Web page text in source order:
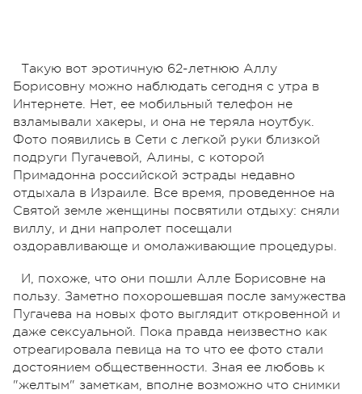
Такую вот эротичную 62-летнюю Аллу
Борисовну можно наблюдать сегодня с утра в
Интернете. Нет, ее мобильный телефон не
взламывали хакеры, и она не теряла ноутбук.
Фото появились в Сети с легкой руки близкой
подруги Пугачевой, Алины, с которой
Примадонна российской эстрады недавно
отдыхала в Израиле. Все время, проведенное на
Святой земле женщины посвятили отдыху: сняли
виллу, и дни напролет посещали
оздоравливающе и омолаживающие процедуры.
И, похоже, что они пошли Алле Борисовне на
пользу. Заметно похорошевшая после замужества
Пугачева на новых фото выглядит откровенной и
даже сексуальной. Пока правда неизвестно как
отреагировала певица на то что ее фото стали
достоянием общественности. Зная ее любовь к
"желтым" заметкам, вполне возможно что снимки